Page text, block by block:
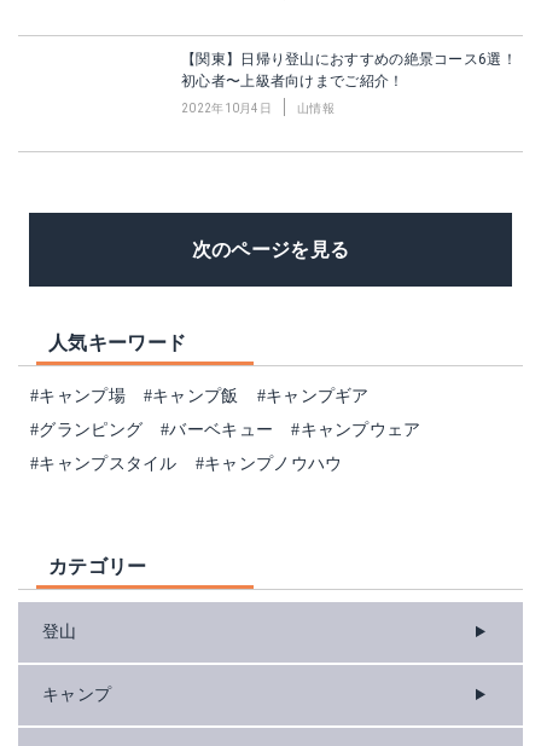
【関東】日帰り登山におすすめの絶景コース6選！
初心者〜上級者向けまでご紹介！
2022年10月4日 山情報
次のページを見る
人気キーワード
#キャンプ場 #キャンプ飯
#キャンプギア
#グランピング
#バーベキュー
#キャンプウェア
#キャンプスタイル
#キャンプノウハウ
カテゴリー
登山
キャンプ